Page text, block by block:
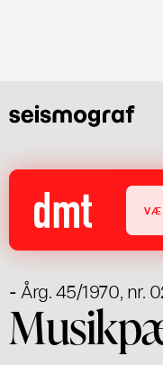
- Årg. 45/1970, nr.